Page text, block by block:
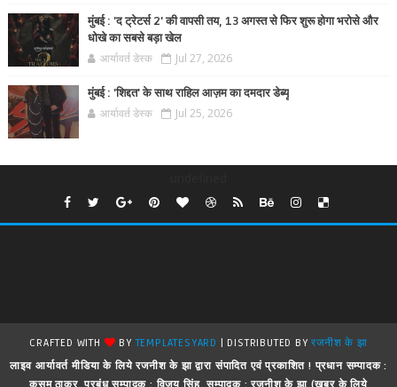
मुंबई : 'द ट्रेटर्स 2' की वापसी तय, 13 अगस्त से फिर शुरू होगा भरोसे और
धोखे का सबसे बड़ा खेल
आर्यावर्त डेस्क Jul 27, 2026
मुंबई : 'शिद्दत' के साथ राहिल आज़म का दमदार डेब्यू
आर्यावर्त डेस्क Jul 25, 2026
CRAFTED WITH BYTEMPLATESYARD | DISTRIBUTED BYरजनीश के झा
लाइव आर्यावर्त मीडिया के लिये रजनीश के झा द्वारा संपादित एवं प्रकाशित ! प्रधान सम्पादक :